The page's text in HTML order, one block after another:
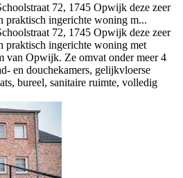
72, 1745 Opwijk deze zeer
praktisch ingerichte woning m...
72, 1745 Opwijk deze zeer
praktisch ingerichte woning met
van Opwijk. Ze omvat onder meer 4
en douchekamers, gelijkvloerse
bureel, sanitaire ruimte, volledig